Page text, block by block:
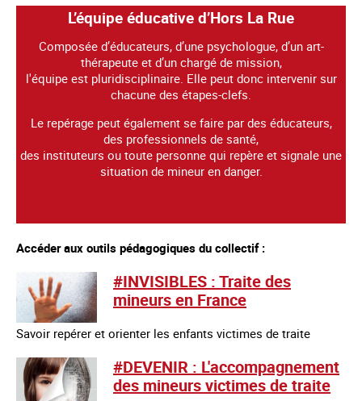
L’équipe éducative d’Hors La Rue
Composée d’éducateurs, d’une psychologue, d’un art-
thérapeute et d’un chargé de mission,
l'équipe est pluridisciplinaire. Elle peut donc intervenir sur
chacune des étapes-clefs.
Le repérage peut également se faire par des éducateurs,
des professionnels de santé,
des instituteurs ou toute personne qui repère et signale une
situation de mineur en danger.
Accéder aux outils pédagogiques du collectif :
#INVISIBLES : Traite des
mineurs en France
Savoir repérer et orienter les enfants victimes de traite
#DEVENIR : L'accompagnement
des mineurs victimes de traite